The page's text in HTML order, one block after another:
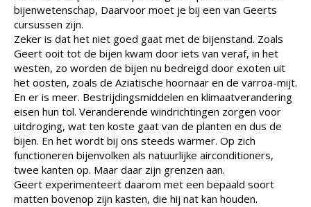
bijenwetenschap, Daarvoor moet je bij een van Geerts
cursussen zijn.
Zeker is dat het niet goed gaat met de bijenstand. Zoals
Geert ooit tot de bijen kwam door iets van veraf, in het
westen, zo worden de bijen nu bedreigd door exoten uit
het oosten, zoals de Aziatische hoornaar en de varroa-mijt.
En er is meer. Bestrijdingsmiddelen en klimaatverandering
eisen hun tol. Veranderende windrichtingen zorgen voor
uitdroging, wat ten koste gaat van de planten en dus de
bijen. En het wordt bij ons steeds warmer. Op zich
functioneren bijenvolken als natuurlijke airconditioners,
twee kanten op. Maar daar zijn grenzen aan.
Geert experimenteert daarom met een bepaald soort
matten bovenop zijn kasten, die hij nat kan houden.